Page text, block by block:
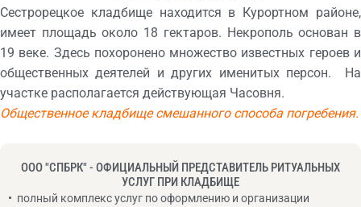
Сестрорецкое кладбище находится в Курортном районе,
имеет площадь около 18 гектаров. Некрополь основан в
19 веке. Здесь похоронено множество известных героев и
общественных деятелей и других именитых персон. На
участке располагается действующая Часовня.
Общественное кладбище смешанного способа погребения.
ООО "СПБРК" - ОФИЦИАЛЬНЫЙ ПРЕДСТАВИТЕЛЬ РИТУАЛЬНЫХ
УСЛУГ ПРИ КЛАДБИЩЕ
• полный комплекс услуг по оформлению и организации